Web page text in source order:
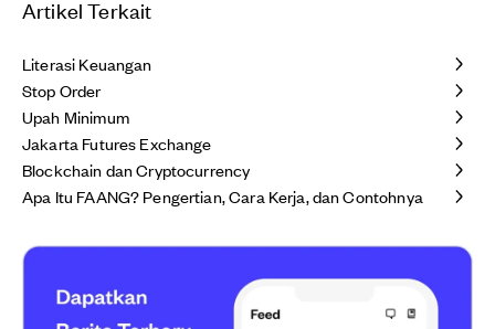
Artikel Terkait
Literasi Keuangan
Stop Order
Upah Minimum
Jakarta Futures Exchange
Blockchain dan Cryptocurrency
Apa Itu FAANG? Pengertian, Cara Kerja, dan Contohnya